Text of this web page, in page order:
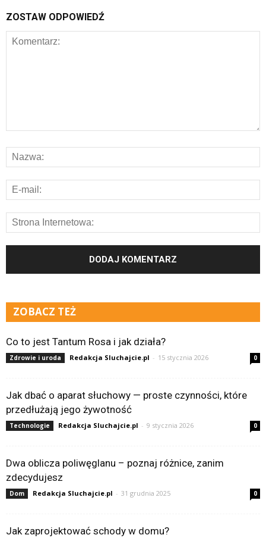
ZOSTAW ODPOWIEDŹ
ZOBACZ TEŻ
Co to jest Tantum Rosa i jak działa?
Zdrowie i uroda Redakcja Sluchajcie.pl - 15 stycznia 2026 0
Jak dbać o aparat słuchowy — proste czynności, które
przedłużają jego żywotność
Technologie Redakcja Sluchajcie.pl - 9 stycznia 2026 0
Dwa oblicza poliwęglanu – poznaj różnice, zanim
zdecydujesz
Dom Redakcja Sluchajcie.pl - 31 grudnia 2025 0
Jak zaprojektować schody w domu?